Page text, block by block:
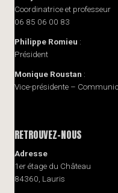
Coordinatrice et professeur
06 85 06 00 83
Philippe Romieu :
Président
Monique Roustan :
Vice-présidente –
RETROUVEZ-NOUS
Adresse
1er étage du Château
84360, Lauris